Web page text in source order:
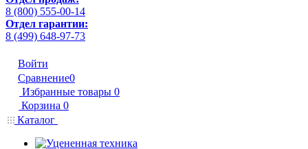
8 (800) 555-00-14
Отдел гарантии:
8 (499) 648-97-73
Войти
Сравнение0
Избранные товары 0
Корзина 0
Каталог